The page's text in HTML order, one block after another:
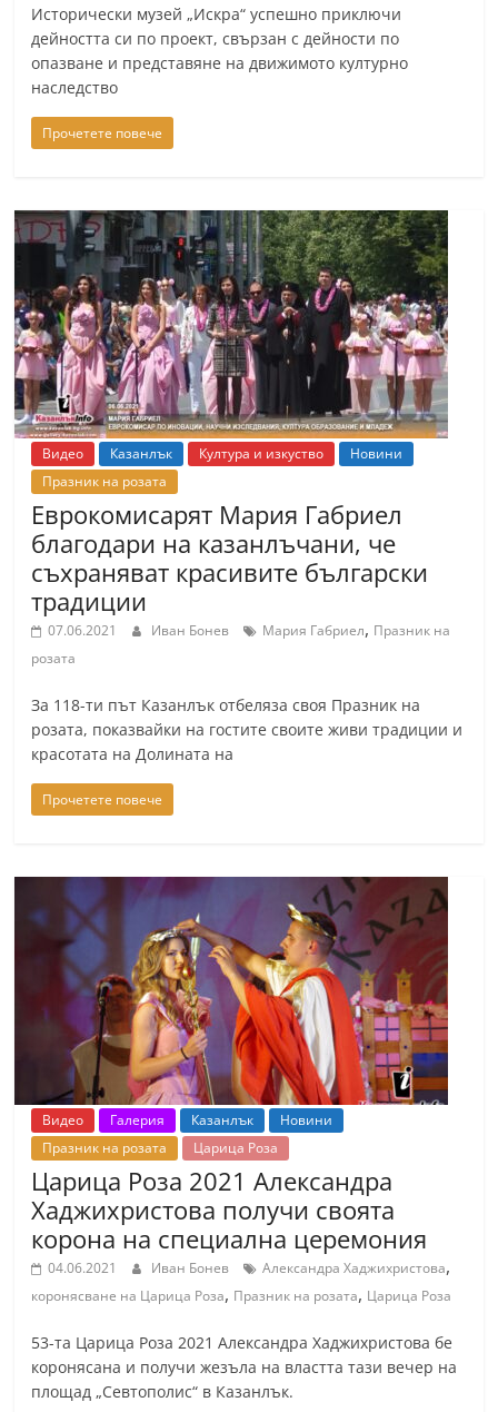
Исторически музей „Искра“ успешно приключи
дейността си по проект, свързан с дейности по
опазване и представяне на движимото културно
наследство
Прочетете повече
Видео Казанлък Култура и изкуство
Новини
Празник на розата
Еврокомисарят Мария Габриел
благодари на казанлъчани, че
съхраняват красивите български
традиции
07.06.2021 Иван Бонев Мария Габриел, Празник на
розата
За 118-ти път Казанлък отбеляза своя Празник на
розата, показвайки на гостите своите живи традиции и
красотата на Долината на
Прочетете повече
Видео Галерия Казанлък
Новини
Празник на розата
Царица Роза
Царица Роза 2021 Александра
Хаджихристова получи своята
корона на специална церемония
04.06.2021 Иван Бонев Александра Хаджихристова,
коронясване на Царица Роза, Празник на розата, Царица Роза
53-та Царица Роза 2021 Александра Хаджихристова бе
коронясана и получи жезъла на властта тази вечер на
площад „Севтополис“ в Казанлък.